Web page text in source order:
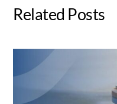
Related Posts